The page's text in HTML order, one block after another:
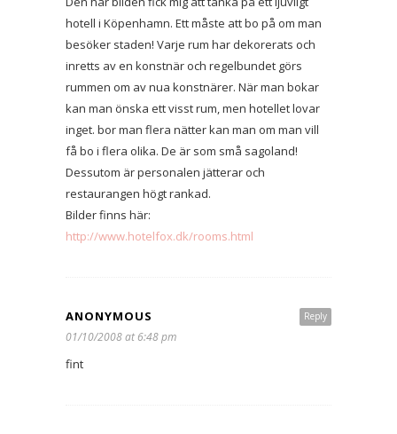
hotell i Köpenhamn. Ett måste att bo på om man
besöker staden! Varje rum har dekorerats och
inretts av en konstnär och regelbundet görs
rummen om av nua konstnärer. När man bokar
kan man önska ett visst rum, men hotellet lovar
inget. bor man flera nätter kan man om man vill
få bo i flera olika. De är som små sagoland!
Dessutom är personalen jätterar och
restaurangen högt rankad.
Bilder finns här:
http://www.hotelfox.dk/rooms.html
Reply
ANONYMOUS
01/10/2008 at 6:48 pm
fint